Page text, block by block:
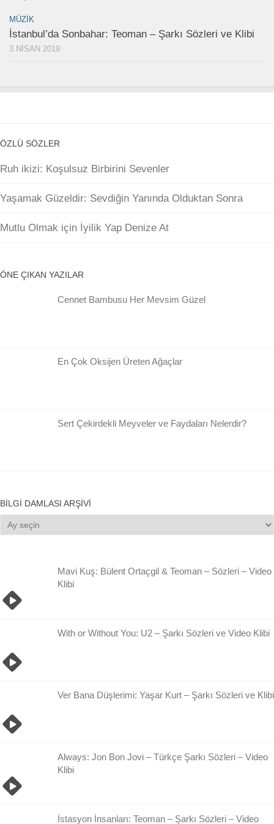
MÜZIK
İstanbul’da Sonbahar: Teoman – Şarkı Sözleri ve Klibi
3 NISAN 2019
ÖZLÜ SÖZLER
Ruh ikizi: Koşulsuz Birbirini Sevenler
Yaşamak Güzeldir: Sevdiğin Yanında Olduktan Sonra
Mutlu Olmak için İyilik Yap Denize At
ÖNE ÇIKAN YAZILAR
Cennet Bambusu Her Mevsim Güzel
En Çok Oksijen Üreten Ağaçlar
Sert Çekirdekli Meyveler ve Faydaları Nelerdir?
BILGI DAMLASI ARŞIVI
Bilgi
Damlası
Mavi Kuş: Bülent Ortaçgil & Teoman – Sözleri – Video
Klibi
With or Without You: U2 – Şarkı Sözleri ve Video Klibi
Ver Bana Düşlerimi: Yaşar Kurt – Şarkı Sözleri ve Klibi
Always: Jon Bon Jovi – Türkçe Şarkı Sözleri – Video
Klibi
İstasyon İnsanları: Teoman – Şarkı Sözleri – Video